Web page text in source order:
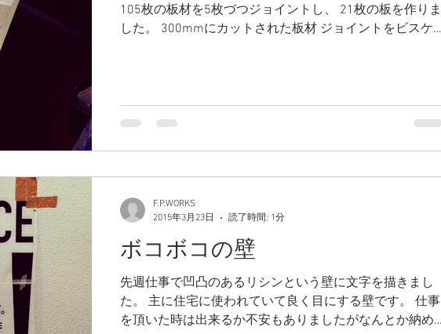
105枚の板材を5枚づつジョイントし、 21枚の板を作りま
した。 300mmにカットされた板材 ジョイントをビスケ
ボコボコの壁
先週仕事で凹凸のあるリシンという壁に文字を描きまし
た。 主に住宅に使われていて良く目にする壁です。 仕事
を頂いた時は出来るか不安もありましたがなんとか納め
F.P.WORKS
2015年3月23日
読了時間: 1分